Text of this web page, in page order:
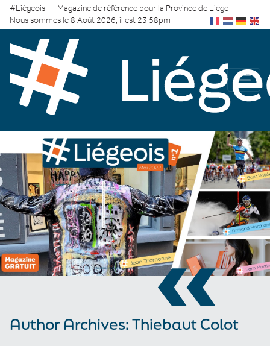
#Liégeois — Magazine de référence pour la Province de Liège
Nous sommes le 8 Août 2026, il est 23:58pm
«
Author Archives: Thiebaut Colot